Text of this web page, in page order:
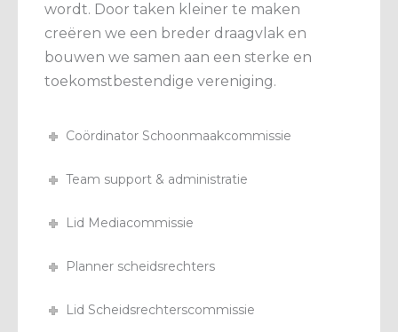
wordt. Door taken kleiner te maken
creëren we een breder draagvlak en
bouwen we samen aan een sterke en
toekomstbestendige vereniging.
Coördinator Schoonmaakcommissie
Team support & administratie
Lid Mediacommissie
Planner scheidsrechters
Lid Scheidsrechterscommissie